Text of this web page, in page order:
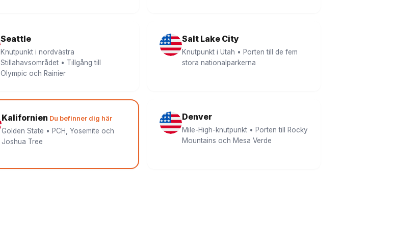
Seattle
Knutpunkt i nordvästra
Stillahavsområdet • Tillgång till
Olympic och Rainier
Salt Lake City
Knutpunkt i Utah • Porten till de fem
stora nationalparkerna
Kalifornien Du befinner dig här
Golden State • PCH, Yosemite och
Joshua Tree
Denver
Mile-High-knutpunkt • Porten till Rocky
Mountains och Mesa Verde